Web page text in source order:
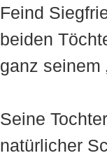
Feind
beiden
ganz seinem
Seine
natürlicher